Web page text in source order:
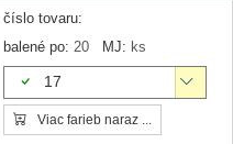
číslo tovaru:
balené po: 20 MJ: ks
17
Viac farieb naraz ...